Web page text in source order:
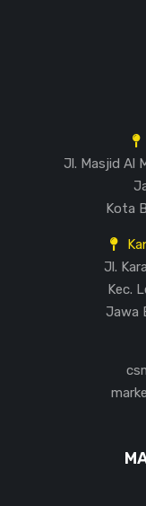
Jl. Masjid Al
Kota
Jl.
Kec.
Jawa